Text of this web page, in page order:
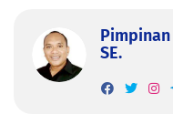
Pimpinan
SE.